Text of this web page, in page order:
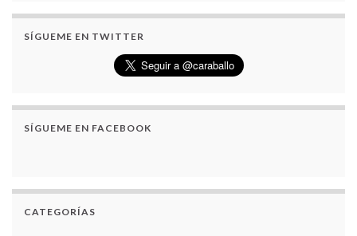
SÍGUEME EN TWITTER
SÍGUEME EN FACEBOOK
CATEGORÍAS